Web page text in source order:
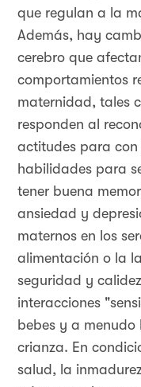
que regulan a la
Además, hay
cerebro que
comportamientos
maternidad, tales
responden al
actitudes para
habilidades para
tener buena
ansiedad y
maternos en los
alimentación o la
seguridad y
interacciones
bebes y a menudo
crianza. En
salud, la